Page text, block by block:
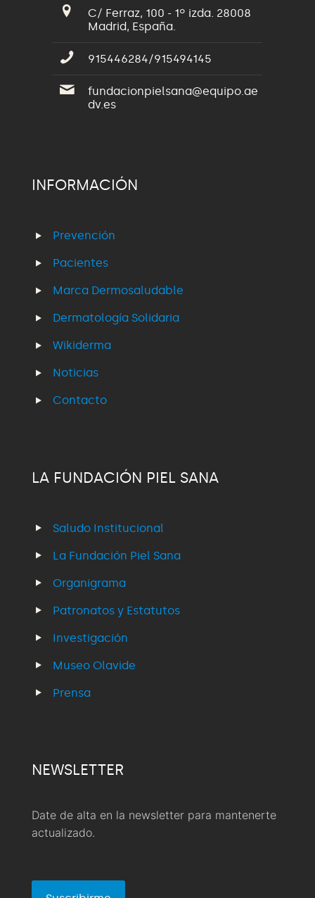
C/ Ferraz, 100 - 1º izda. 28008
Madrid, España.
915446284/915494145
fundacionpielsana@equipo.ae
dv.es
INFORMACIÓN
Prevención
Pacientes
Marca Dermosaludable
Dermatología Solidaria
Wikiderma
Noticias
Contacto
LA FUNDACIÓN PIEL SANA
Saludo Institucional
La Fundación Piel Sana
Organigrama
Patronatos y Estatutos
Investigación
Museo Olavide
Prensa
NEWSLETTER
Date de alta en la newsletter para mantenerte
actualizado.